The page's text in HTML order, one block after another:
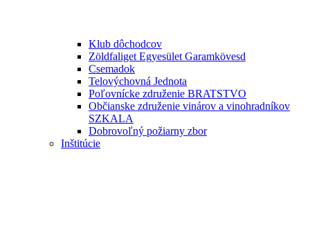
Klub dôchodcov
Zöldfaliget Egyesület Garamkövesd
Csemadok
Telovýchovná Jednota
Poľovnícke združenie BRATSTVO
Občianske združenie vinárov a vinohradníkov
SZKALA
Dobrovoľný požiarny zbor
Inštitúcie